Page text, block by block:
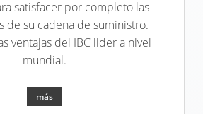
SCHÜTZ
SINGAPORE
satisfacer por completo las
de su cadena de suministro.
ventajas del IBC lider a nivel
mundial.
más